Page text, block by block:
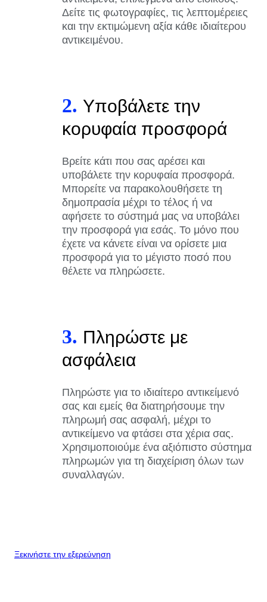
Δείτε τις φωτογραφίες, τις λεπτομέρειες
και την εκτιμώμενη αξία κάθε ιδιαίτερου
αντικειμένου.
2. Υποβάλετε την
κορυφαία προσφορά
Βρείτε κάτι που σας αρέσει και
υποβάλετε την κορυφαία προσφορά.
Μπορείτε να παρακολουθήσετε τη
δημοπρασία μέχρι το τέλος ή να
αφήσετε το σύστημά μας να υποβάλει
την προσφορά για εσάς. Το μόνο που
έχετε να κάνετε είναι να ορίσετε μια
προσφορά για το μέγιστο ποσό που
θέλετε να πληρώσετε.
3. Πληρώστε με
ασφάλεια
Πληρώστε για το ιδιαίτερο αντικείμενό
σας και εμείς θα διατηρήσουμε την
πληρωμή σας ασφαλή, μέχρι το
αντικείμενο να φτάσει στα χέρια σας.
Χρησιμοποιούμε ένα αξιόπιστο σύστημα
πληρωμών για τη διαχείριση όλων των
συναλλαγών.
Ξεκινήστε την εξερεύνηση